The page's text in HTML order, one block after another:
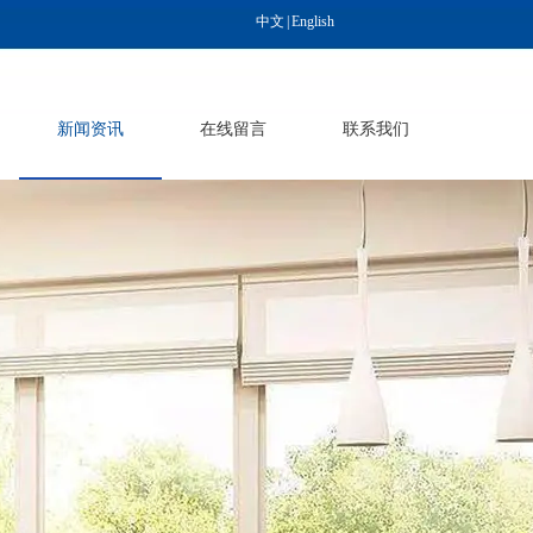
中文 English
新闻资讯 在线留言 联系我们